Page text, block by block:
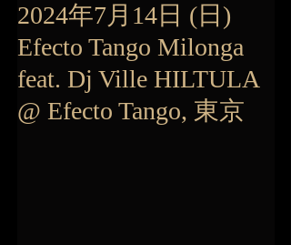
2024年7月14日 (日)
Efecto Tango Milonga
feat. Dj Ville HILTULA
@ Efecto Tango, 東京